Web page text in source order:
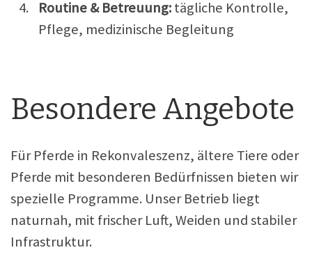
Routine & Betreuung:tägliche Kontrolle,
Pflege, medizinische Begleitung
Besondere Angebote
Für Pferde in Rekonvaleszenz, ältere Tiere oder
Pferde mit besonderen Bedürfnissen bieten wir
spezielle Programme. Unser Betrieb liegt
naturnah, mit frischer Luft, Weiden und stabiler
Infrastruktur.